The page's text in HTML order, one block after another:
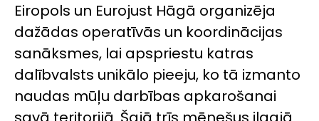
Eiropols un Eurojust Hāgā organizēja
dažādas operatīvās un koordinācijas
sanāksmes, lai apspriestu katras
dalībvalsts unikālo pieeju, ko tā izmanto
naudas mūļu darbības apkarošanai